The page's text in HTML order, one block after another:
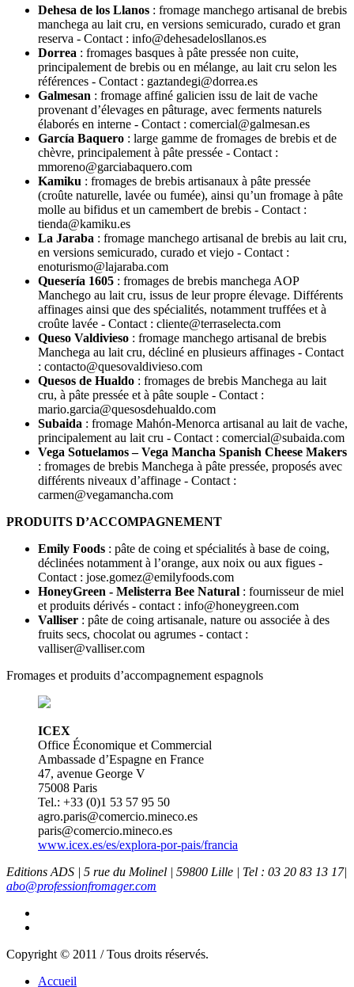
Dehesa de los Llanos : fromage manchego artisanal de brebis
manchega au lait cru, en versions semicurado, curado et gran
reserva - Contact : info@dehesadelosllanos.es
Dorrea : fromages basques à pâte pressée non cuite,
principalement de brebis ou en mélange, au lait cru selon les
références - Contact : gaztandegi@dorrea.es
Galmesan : fromage affiné galicien issu de lait de vache
provenant d’élevages en pâturage, avec ferments naturels
élaborés en interne - Contact : comercial@galmesan.es
García Baquero : large gamme de fromages de brebis et de
chèvre, principalement à pâte pressée - Contact :
mmoreno@garciabaquero.com
Kamiku : fromages de brebis artisanaux à pâte pressée
(croûte naturelle, lavée ou fumée), ainsi qu’un fromage à pâte
molle au bifidus et un camembert de brebis - Contact :
tienda@kamiku.es
La Jaraba : fromage manchego artisanal de brebis au lait cru,
en versions semicurado, curado et viejo - Contact :
enoturismo@lajaraba.com
Quesería 1605 : fromages de brebis manchega AOP
Manchego au lait cru, issus de leur propre élevage. Différents
affinages ainsi que des spécialités, notamment truffées et à
croûte lavée - Contact : cliente@terraselecta.com
Queso Valdivieso : fromage manchego artisanal de brebis
Manchega au lait cru, décliné en plusieurs affinages - Contact
: contacto@quesovaldivieso.com
Quesos de Hualdo : fromages de brebis Manchega au lait
cru, à pâte pressée et à pâte souple - Contact :
mario.garcia@quesosdehualdo.com
Subaida : fromage Mahón-Menorca artisanal au lait de vache,
principalement au lait cru - Contact : comercial@subaida.com
Vega Sotuelamos – Vega Mancha Spanish Cheese Makers
: fromages de brebis Manchega à pâte pressée, proposés avec
différents niveaux d’affinage - Contact :
carmen@vegamancha.com
PRODUITS D’ACCOMPAGNEMENT
Emily Foods : pâte de coing et spécialités à base de coing,
déclinées notamment à l’orange, aux noix ou aux figues -
Contact : jose.gomez@emilyfoods.com
HoneyGreen - Melisterra Bee Natural : fournisseur de miel
et produits dérivés - contact : info@honeygreen.com
Valliser : pâte de coing artisanale, nature ou associée à des
fruits secs, chocolat ou agrumes - contact :
valliser@valliser.com
Fromages et produits d’accompagnement espagnols
ICEX
Office Économique et Commercial
Ambassade d’Espagne en France
47, avenue George V
75008 Paris
Tel.: +33 (0)1 53 57 95 50
agro.paris@comercio.mineco.es
paris@comercio.mineco.es
www.icex.es/es/explora-por-pais/francia
Editions ADS | 5 rue du Molinel | 59800 Lille | Tel : 03 20 83 13 17|
abo@professionfromager.com
Copyright © 2011 / Tous droits réservés.
Accueil